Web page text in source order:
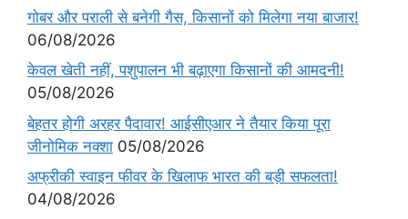
गोबर और पराली से बनेगी गैस, किसानों को मिलेगा नया बाजार!
06/08/2026
केवल खेती नहीं, पशुपालन भी बढ़ाएगा किसानों की आमदनी!
05/08/2026
बेहतर होगी अरहर पैदावार! आईसीएआर ने तैयार किया पूरा
जीनोमिक नक्शा 05/08/2026
अफ्रीकी स्वाइन फीवर के खिलाफ भारत की बड़ी सफलता!
04/08/2026